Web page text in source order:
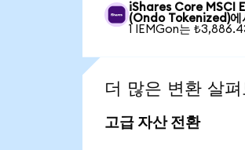
iShares Core MSCI
(Ondo Tokenized)에
1 IEMGon는
더 많은 변환 살펴
고급 자산 전환